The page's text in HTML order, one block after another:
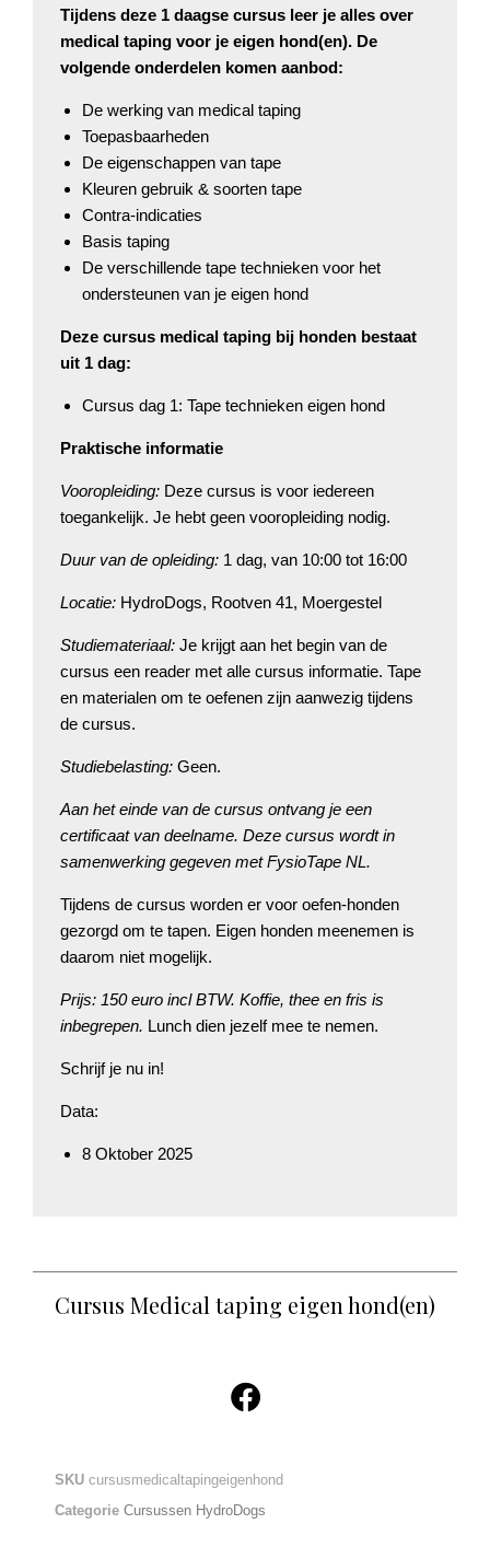
Tijdens deze 1 daagse cursus leer je alles over
medical taping voor je eigen hond(en). De
volgende onderdelen komen aanbod:
De werking van medical taping
Toepasbaarheden
De eigenschappen van tape
Kleuren gebruik & soorten tape
Contra-indicaties
Basis taping
De verschillende tape technieken voor het
ondersteunen van je eigen hond
Deze cursus medical taping bij honden bestaat
uit 1 dag:
Cursus dag 1: Tape technieken eigen hond
Praktische informatie
Vooropleiding: Deze cursus is voor iedereen
toegankelijk. Je hebt geen vooropleiding nodig.
Duur van de opleiding: 1 dag, van 10:00 tot 16:00
Locatie: HydroDogs, Rootven 41, Moergestel
Studiemateriaal: Je krijgt aan het begin van de
cursus een reader met alle cursus informatie. Tape
en materialen om te oefenen zijn aanwezig tijdens
de cursus.
Studiebelasting: Geen.
Aan het einde van de cursus ontvang je een
certificaat van deelname. Deze cursus wordt in
samenwerking gegeven met FysioTape NL.
Tijdens de cursus worden er voor oefen-honden
gezorgd om te tapen. Eigen honden meenemen is
daarom niet mogelijk.
Prijs: 150 euro incl BTW. Koffie, thee en fris is
inbegrepen. Lunch dien jezelf mee te nemen.
Schrijf je nu in!
Data:
8 Oktober 2025
Cursus Medical taping eigen hond(en)
SKU cursusmedicaltapingeigenhond
Categorie Cursussen HydroDogs